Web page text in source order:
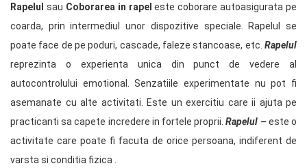
Rapelul sau Coborarea in rapeleste coborare autoasigurata pe
coarda, prin intermediul unor dispozitive speciale. Rapelul se
poate face de pe poduri, cascade, faleze stancoase, etc. Rapelul
reprezinta o experienta unica din punct de vedere al
autocontrolului emotional. Senzatiile experimentate nu pot fi
asemanate cu alte activitati. Este un exercitiu care ii ajuta pe
practicanti sa capete incredere in fortele proprii.Rapelul – este o
activitate care poate fi facuta de orice persoana, indiferent de
varsta si conditia fizica .